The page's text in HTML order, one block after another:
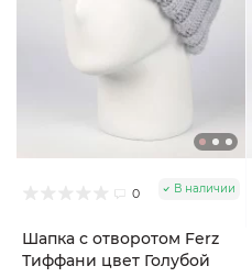
0 В наличии
Шапка с отворотом Ferz
Тиффани цвет Голубой